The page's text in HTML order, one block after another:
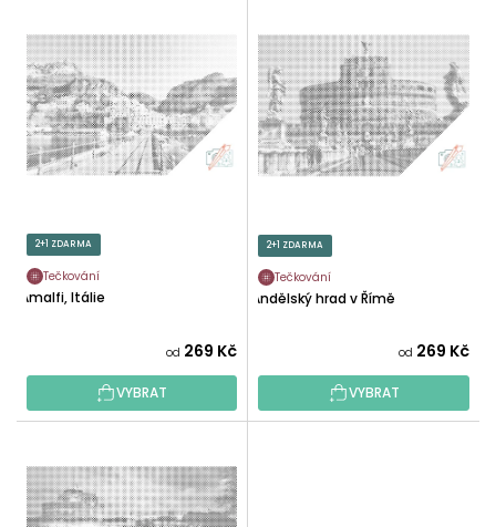
P
R
O
D
U
T
Ů
Ý
P
S
P
R
U
K
T
2+1 ZDARMA
Tečkování
Amalfi, Itálie
od 269 Kč
VYBRAT
2+1 ZDARMA
Tečkování
Andělský hrad v Římě
od 269 Kč
VYBRAT